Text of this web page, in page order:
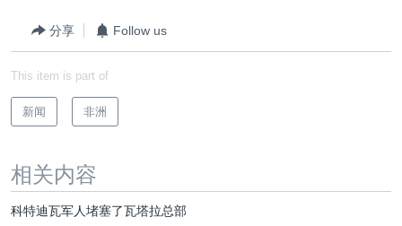
全球议题
环境
美国建国250周年
埃博拉疫情
重要讲话与声明
南中国海争端
关注西藏
关注我们
其他语言网站
分享 Follow us
This item is part of
新闻 非洲
相关内容
科特迪瓦军人堵塞了瓦塔拉总部